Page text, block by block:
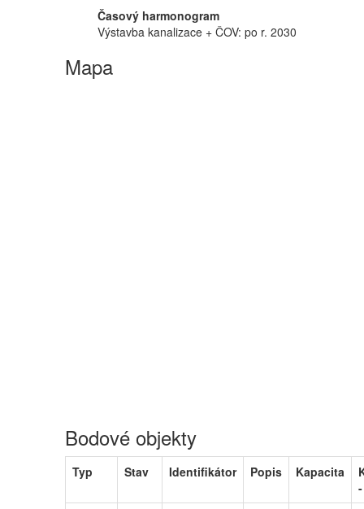
Časový harmonogram
Výstavba kanalizace + ČOV: po r. 2030
Mapa
Bodové objekty
Typ Stav Identifikátor Popis Kapacita